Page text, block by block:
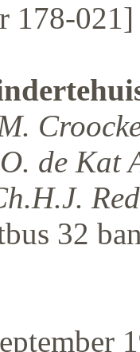
178-021]
de Kat
32